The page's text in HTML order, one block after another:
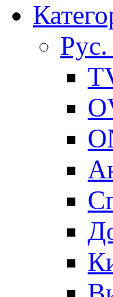
Рус.